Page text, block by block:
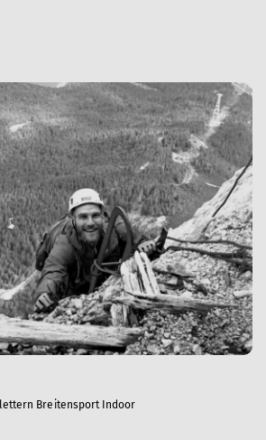
Breitensport Indoor